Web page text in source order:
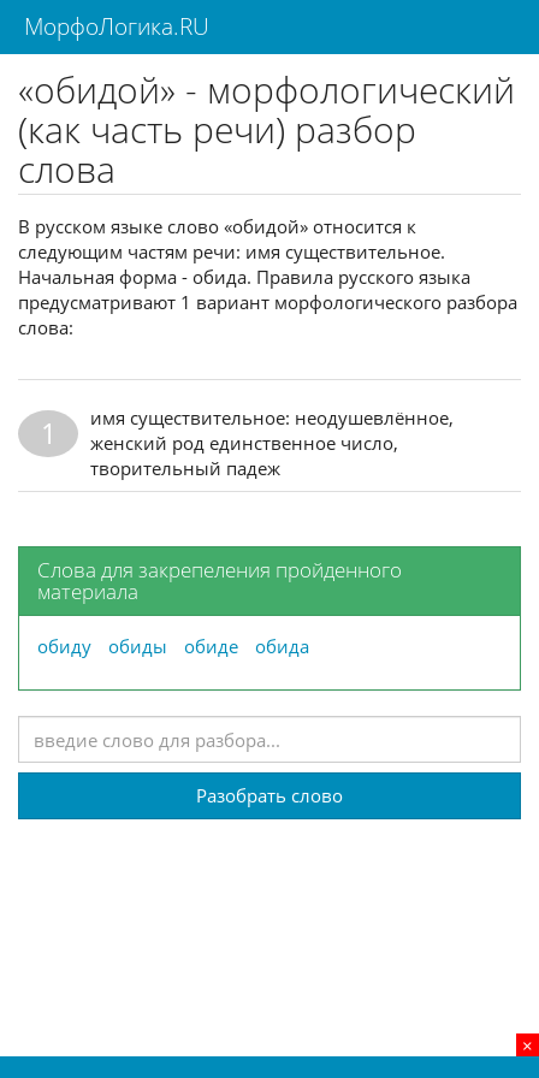
МорфоЛогика.RU
«обидой» - морфологический
(как часть речи) разбор
слова
×
В русском языке слово «обидой» относится к
следующим частям речи: имя существительное.
Начальная форма - обида. Правила русского языка
предусматривают 1 вариант морфологического разбора
слова:
1
имя существительное: неодушевлённое,
женский род единственное число,
творительный падеж
Слова для закрепеления пройденного
материала
обиду обиды обиде обида
Разобрать слово